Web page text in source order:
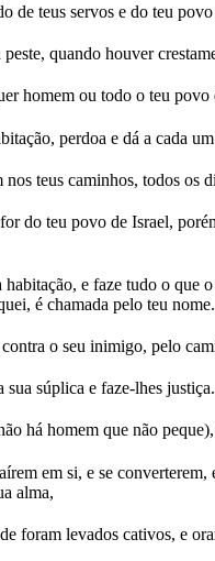
de teus servos e do teu
quando houver
homem ou todo o teu povo
perdoa e dá a cada
teus caminhos, todos os
do teu povo de Israel,
e faze tudo o que
é chamada pelo teu nome.
o seu inimigo, pelo
sua súplica e faze-lhes justiça.
há homem que não
em si, e se
alma,
foram levados cativos, e